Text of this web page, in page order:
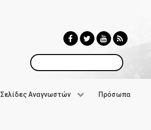
Αναζήτηση
Σελίδες Αναγνωστών Πρόσωπα